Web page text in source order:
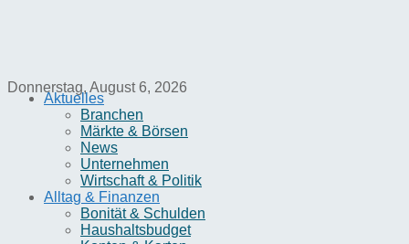
Donnerstag, August 6, 2026
Aktuelles
Branchen
Märkte & Börsen
News
Unternehmen
Wirtschaft & Politik
Alltag & Finanzen
Bonität & Schulden
Haushaltsbudget